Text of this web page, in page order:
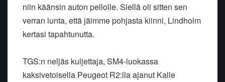
niin käänsin auton pellolle. Siellä oli sitten sen
verran lunta, että jäimme pohjasta kiinni, Lindholm
kertasi tapahtunutta.
TGS:n neljäs kuljettaja, SM4-luokassa
kaksivetoisella Peugeot R2:lla ajanut Kalle